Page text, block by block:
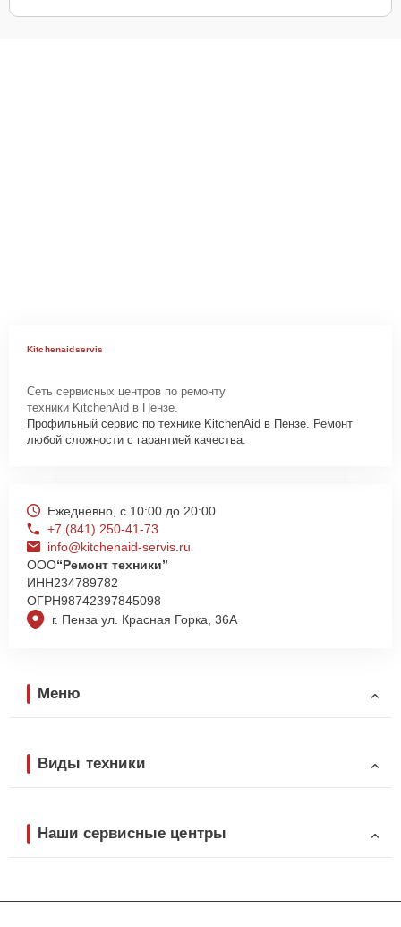
Kitchenaidservis
Сеть сервисных центров по ремонту
техники KitchenAid в Пензе.
Профильный сервис по технике KitchenAid в Пензе. Ремонт
любой сложности с гарантией качества.
г. Пенза ул. Красная Горка, 36А
Ежедневно, с 10:00 до 20:00
+7 (841) 250-41-73
info@kitchenaid-servis.ru
ООО“Ремонт техники”
ИНН234789782
ОГРН98742397845098
Меню
Виды техники
Наши сервисные центры